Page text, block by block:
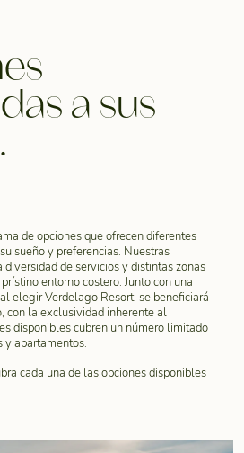
a sus
de opciones que ofrecen diferentes
sueño y preferencias. Nuestras
de servicios y distintas zonas
entorno costero. Junto con una
elegir Verdelago Resort, se beneficiará
con la exclusividad inherente al
disponibles cubren un número limitado
y apartamentos.
cada una de las opciones disponibles